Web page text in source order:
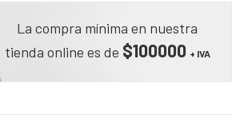
La compra mínima en nuestra
tienda online es de $100000 + IVA